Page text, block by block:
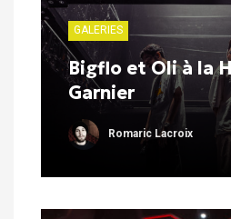
GALERIES
Bigflo et Oli à la
Garnier
Romaric Lacroix